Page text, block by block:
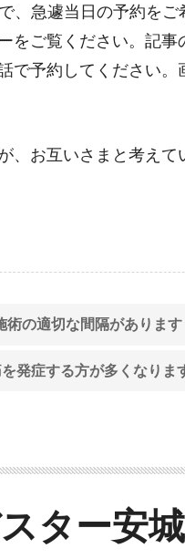
、急遽当日の予約をご
をご覧ください。記事
で予約してください。
、お互いさまと考えて
術の適切な間隔があります
発症する方が多くなりま
ター安城